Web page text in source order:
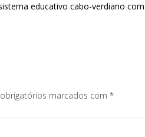
educativo cabo-verdiano
marcados com *